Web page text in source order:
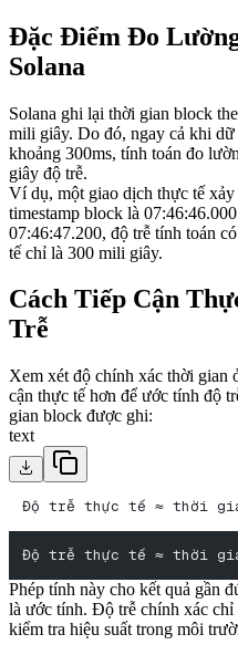
Đặc Điểm Đo
Solana
Solana ghi lại thời gian block
mili giây. Do đó, ngay cả khi
khoảng 300ms, tính toán đo
giây độ trễ.
Ví dụ, một giao dịch thực tế
timestamp block là 07:46:46
07:46:47.200, độ trễ tính toán
tế chỉ là 300 mili giây.
Cách Tiếp Cận
Trễ
Xem xét độ chính xác thời gian
cận thực tế hơn để ước tính độ
gian block được ghi:
text
Độ trễ thực tế ≈ thời
Độ trễ thực tế ≈ thời
Phép tính này cho kết quả gần
là ước tính. Độ trễ chính xác chỉ
kiểm tra hiệu suất trong môi